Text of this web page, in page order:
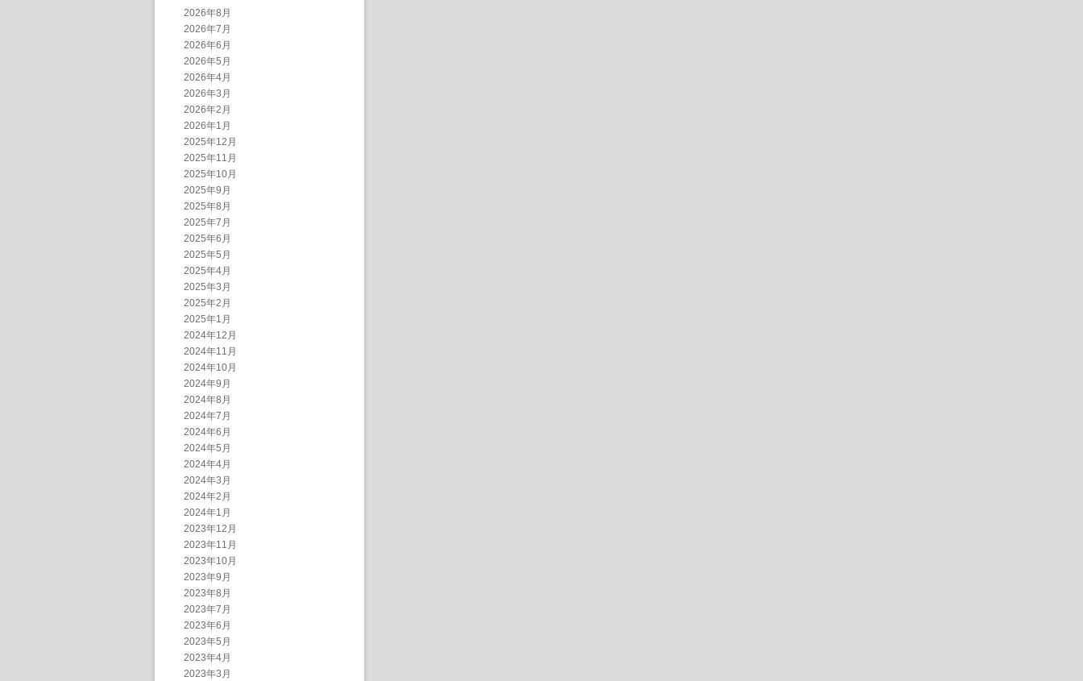
2026年8月
2026年7月
2026年6月
2026年5月
2026年4月
2026年3月
2026年2月
2026年1月
2025年12月
2025年11月
2025年10月
2025年9月
2025年8月
2025年7月
2025年6月
2025年5月
2025年4月
2025年3月
2025年2月
2025年1月
2024年12月
2024年11月
2024年10月
2024年9月
2024年8月
2024年7月
2024年6月
2024年5月
2024年4月
2024年3月
2024年2月
2024年1月
2023年12月
2023年11月
2023年10月
2023年9月
2023年8月
2023年7月
2023年6月
2023年5月
2023年4月
2023年3月